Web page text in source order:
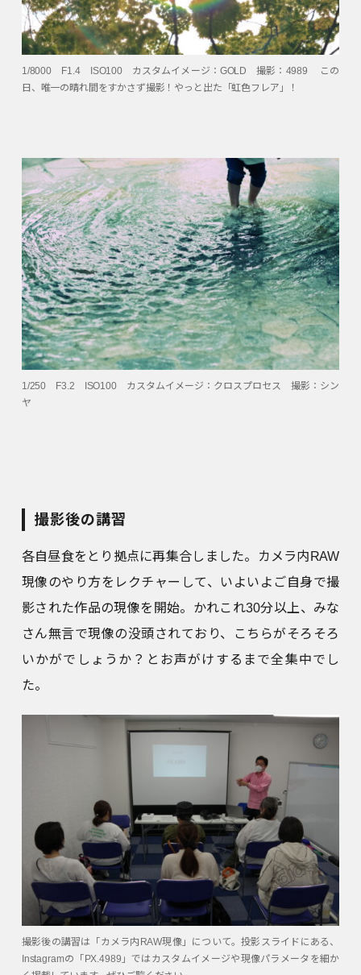
1/8000 F1.4 ISO100 カスタムイメージ：GOLD 撮影：4989 この
日、唯一の晴れ間をすかさず撮影！やっと出た「虹色フレア」！
1/250 F3.2 ISO100 カスタムイメージ：クロスプロセス 撮影：シン
ヤ
撮影後の講習
各自昼食をとり拠点に再集合しました。カメラ内RAW
現像のやり方をレクチャーして、いよいよご自身で撮
影された作品の現像を開始。かれこれ30分以上、みな
さん無言で現像の没頭されており、こちらがそろそろ
いかがでしょうか？とお声がけするまで全集中でし
た。
撮影後の講習は「カメラ内RAW現像」について。投影スライドにある、
Instagramの「PX.4989」ではカスタムイメージや現像パラメータを細か